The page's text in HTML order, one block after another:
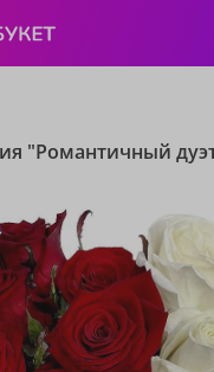
"Романтичный